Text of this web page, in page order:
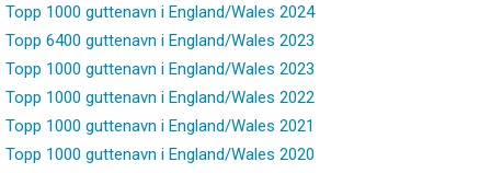
Topp 1000 guttenavn i England/Wales 2024
Topp 6400 guttenavn i England/Wales 2023
Topp 1000 guttenavn i England/Wales 2023
Topp 1000 guttenavn i England/Wales 2022
Topp 1000 guttenavn i England/Wales 2021
Topp 1000 guttenavn i England/Wales 2020